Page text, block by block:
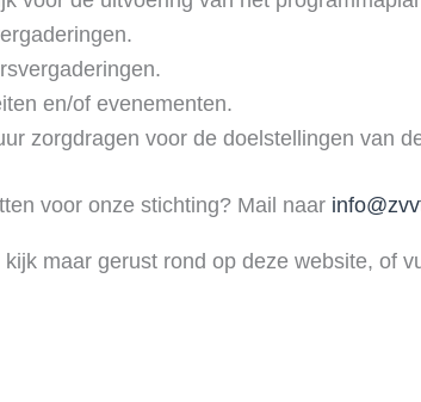
en/of evenementen.
zorgdragen voor de doelstellingen van
voor onze stichting? Mail naar
maar gerust rond op deze website, of